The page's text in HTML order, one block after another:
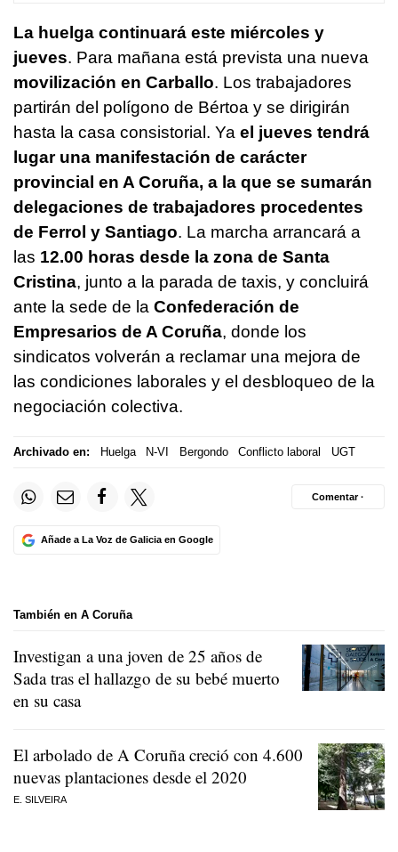
La huelga continuará este miércoles y
jueves. Para mañana está prevista una nueva
movilización en Carballo. Los trabajadores
partirán del polígono de Bértoa y se dirigirán
hasta la casa consistorial. Ya el jueves tendrá
lugar una manifestación de carácter
provincial en A Coruña, a la que se sumarán
delegaciones de trabajadores procedentes
de Ferrol y Santiago. La marcha arrancará a
las 12.00 horas desde la zona de Santa
Cristina, junto a la parada de taxis, y concluirá
ante la sede de la Confederación de
Empresarios de A Coruña, donde los
sindicatos volverán a reclamar una mejora de
las condiciones laborales y el desbloqueo de la
negociación colectiva.
Archivado en: Huelga N-VI Bergondo Conflicto laboral UGT
Añade a La Voz de Galicia en Google
Comentar ·
También en A Coruña
Investigan a una joven de 25 años de
Sada tras el hallazgo de su bebé muerto
en su casa
El arbolado de A Coruña creció con 4.600
nuevas plantaciones desde el 2020
E. SILVEIRA